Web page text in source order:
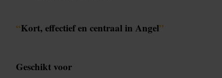
“Kort, effectief en centraal in Angel”
Geschikt voor